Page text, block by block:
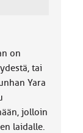
on
tai
Yara
jolloin
laidalle.